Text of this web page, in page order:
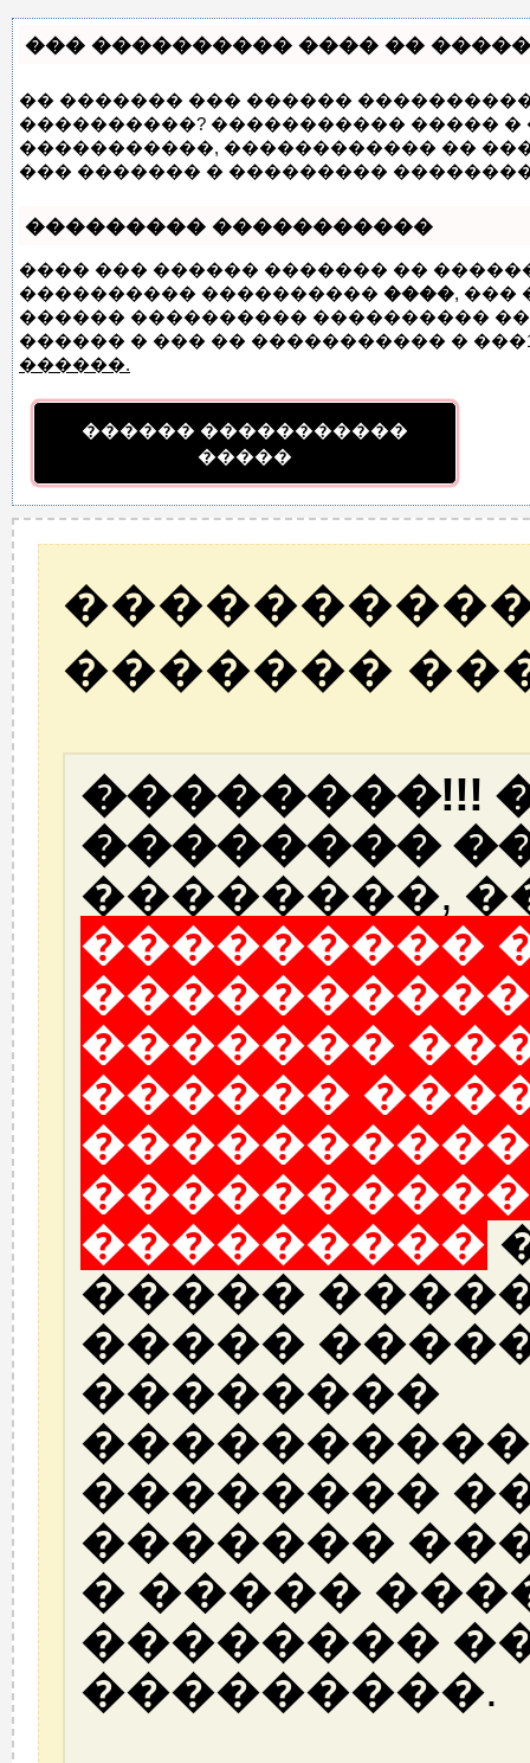
��� ���������� ���� ��
�� ������� ��� ������
����������? ����������� �����
�����������, ������������ ��
��� ������� � ���������
��������� �����������
���� ��� ������ ������� ��
���������� ���������� ����, ���
������ ���������� ����������
������ � ��� �� ����������� �
������.
������ �����������
�����
�������
��������!!!
��������
��������,
���������
�������
������
���������
�����
�����
��������
��������
�������
� �����
��������
���������.